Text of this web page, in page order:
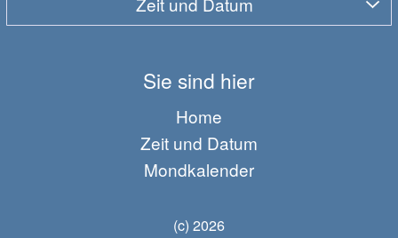
Sie sind hier
Home
Zeit und Datum
Mondkalender
(c) 2026